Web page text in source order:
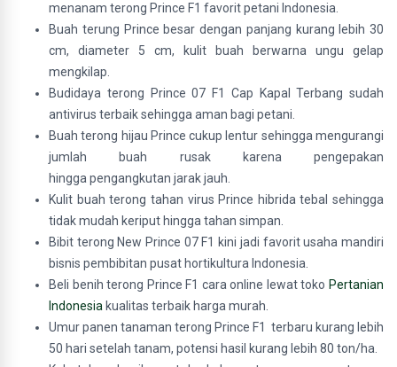
menanam terong Prince F1 favorit petani Indonesia.
Buah terung Prince besar dengan panjang kurang lebih 30
cm, diameter 5 cm, kulit buah berwarna ungu gelap
mengkilap.
Budidaya terong Prince 07 F1 Cap Kapal Terbang sudah
antivirus terbaik sehingga aman bagi petani.
Buah terong hijau Prince cukup lentur sehingga mengurangi
jumlah buah rusak karena pengepakan
hingga pengangkutan jarak jauh.
Kulit buah terong tahan virus Prince hibrida tebal sehingga
tidak mudah keriput hingga tahan simpan.
Bibit terong New Prince 07 F1 kini jadi favorit usaha mandiri
bisnis pembibitan pusat hortikultura Indonesia.
Beli benih terong Prince F1 cara online lewat toko Pertanian
Indonesia kualitas terbaik harga murah.
Umur panen tanaman terong Prince F1 terbaru kurang lebih
50 hari setelah tanam, potensi hasil kurang lebih 80 ton/ha.